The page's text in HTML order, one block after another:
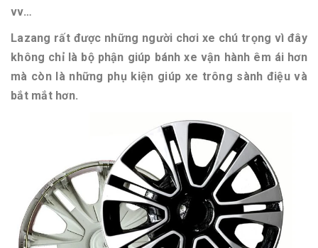
vv…
Lazang rất được những người chơi xe chú trọng vì đây
không chỉ là bộ phận giúp bánh xe vận hành êm ái hơn
mà còn là những phụ kiện giúp xe trông sành điệu và
bắt mắt hơn.